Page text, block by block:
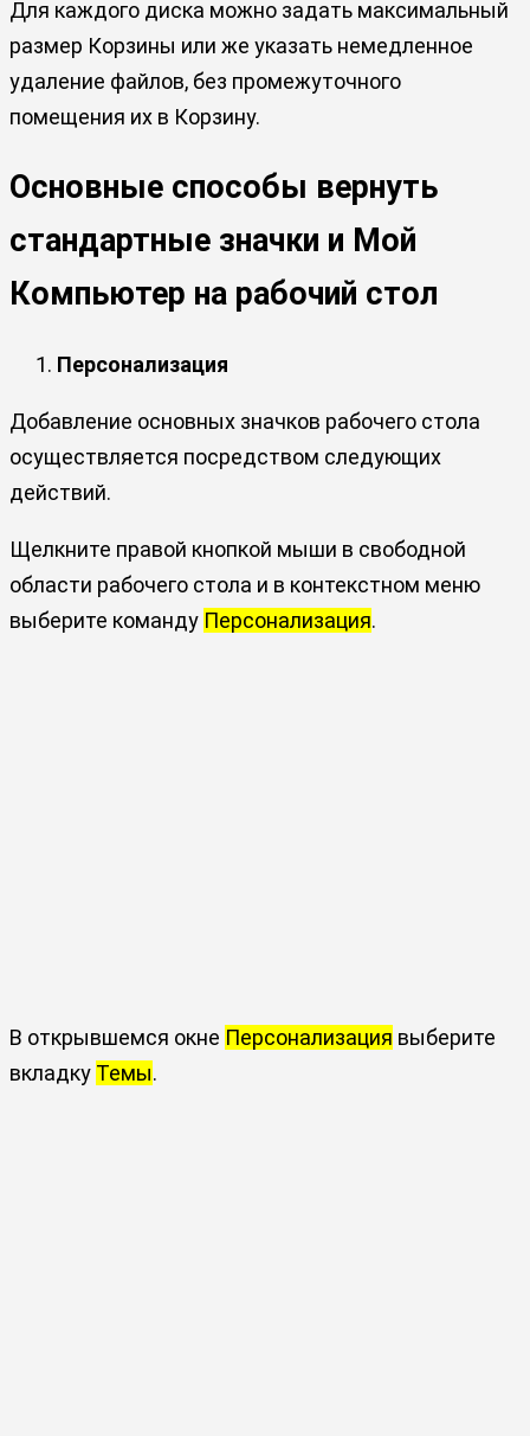
Для каждого диска можно задать максимальный
размер Корзины или же указать немедленное
удаление файлов, без промежуточного
помещения их в Корзину.
Основные способы вернуть
стандартные значки и Мой
Компьютер на рабочий стол
Персонализация
Добавление основных значков рабочего стола
осуществляется посредством следующих
действий.
Щелкните правой кнопкой мыши в свободной
области рабочего стола и в контекстном меню
выберите команду Персонализация.
В открывшемся окне Персонализация выберите
вкладку Темы.